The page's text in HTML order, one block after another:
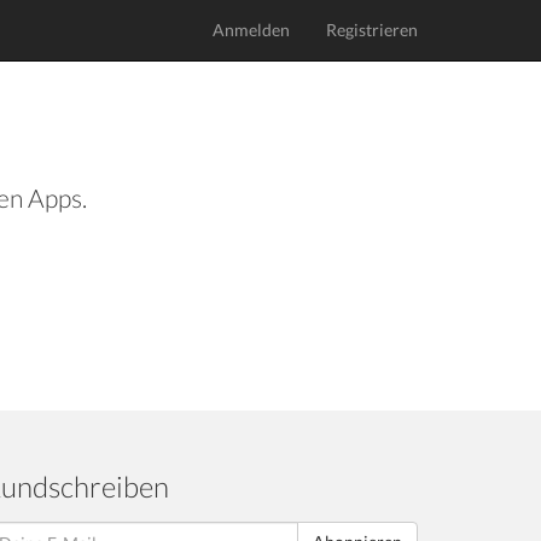
Anmelden Registrieren
Apps.